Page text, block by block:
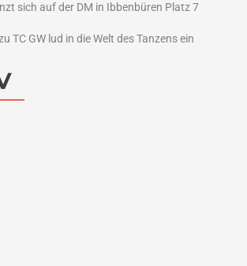
sich auf der DM in Ibbenbüren Platz 7
TC GW lud in die Welt des Tanzens ein